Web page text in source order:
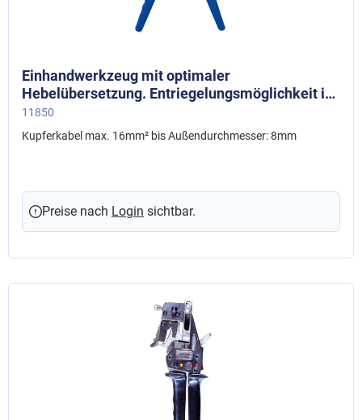
Einhandwerkzeug mit optimaler
Hebelübersetzung. Entriegelungsmöglichkeit in
jeder Schneidposition
11850
Kupferkabel max. 16mm² bis Außendurchmesser: 8mm
Preise nach Login sichtbar.